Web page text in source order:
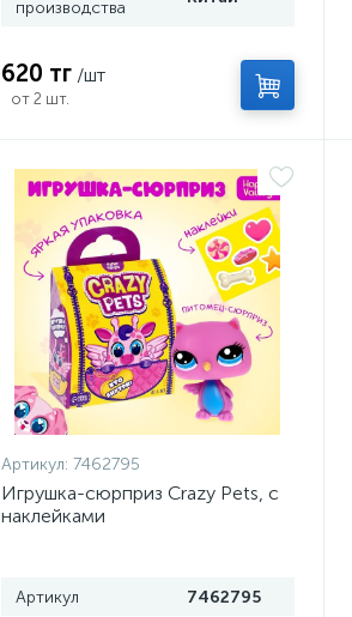
производства
620 тг /шт
от 2 шт.
Артикул: 7462795
Игрушка-сюрприз Crazy Pets, с
наклейками
Артикул 7462795